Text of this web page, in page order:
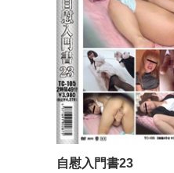
自慰入門書23